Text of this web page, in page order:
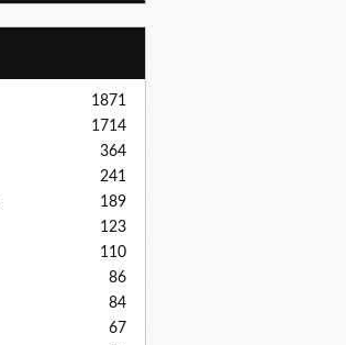
1871
1714
364
241
189
123
110
86
84
67